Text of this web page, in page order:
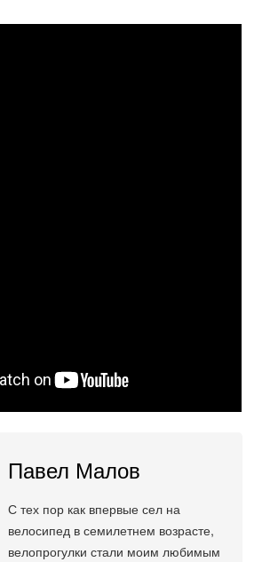
Павел Малов
С тех пор как впервые сел на
велосипед в семилетнем возрасте,
велопрогулки стали моим любимым